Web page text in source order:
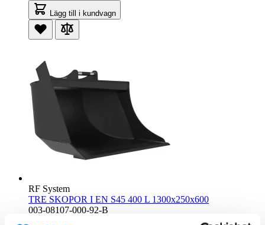
Lägg till i kundvagn
RF System
TRE SKOPOR I EN S45 400 L 1300x250x600
003-08107-000-92-B